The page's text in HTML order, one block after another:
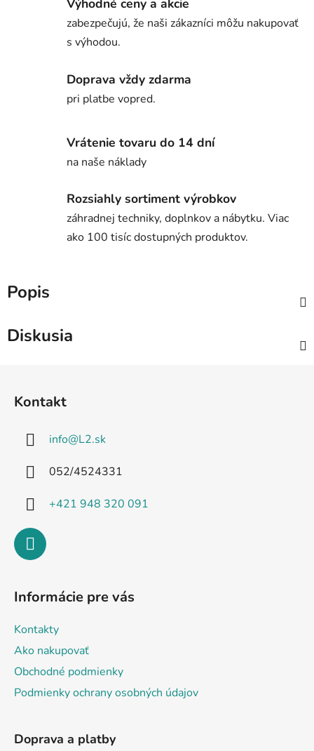
Výhodné ceny a akcie
zabezpečujú, že naši zákazníci môžu nakupovať
s výhodou.
Doprava vždy zdarma
pri platbe vopred.
Vrátenie tovaru do 14 dní
na naše náklady
Rozsiahly sortiment výrobkov
záhradnej techniky, doplnkov a nábytku. Viac
ako 100 tisíc dostupných produktov.
Popis
Diskusia
Kontakt
info@L2.sk
052/4524331
+421 948 320 091
Informácie pre vás
Kontakty
Ako nakupovať
Obchodné podmienky
Podmienky ochrany osobných údajov
Doprava a platby